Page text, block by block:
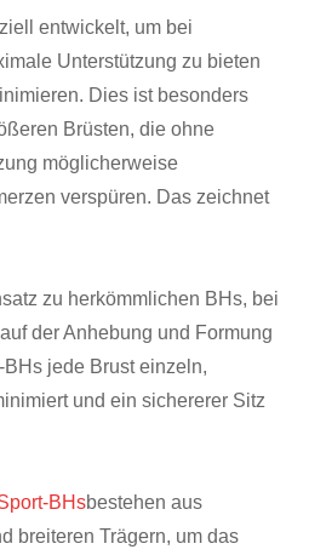
entwickelt, um bei
Unterstützung zu bieten
Dies ist besonders
Brüsten, die ohne
möglicherweise
verspüren. Das zeichnet
zu herkömmlichen BHs, bei
der Anhebung und Formung
jede Brust einzeln,
und ein sichererer Sitz
BHsbestehen aus
breiteren Trägern, um das